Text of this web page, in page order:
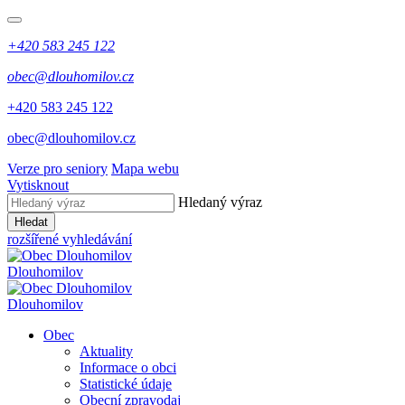
+420 583 245 122
obec@dlouhomilov.cz
+420 583 245 122
obec@dlouhomilov.cz
Verze pro seniory Mapa webu
Vytisknout
Hledaný výraz
Hledat
rozšířené vyhledávání
Dlouhomilov
Dlouhomilov
Obec
Aktuality
Informace o obci
Statistické údaje
Obecní zpravodaj